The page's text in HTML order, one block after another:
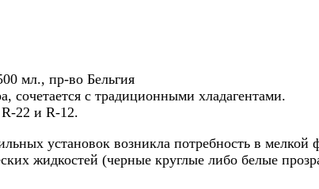
мл., пр-во Бельгия
сочетается с традиционными хладагентами.
22 и R-12.
установок возникла потребность в
жидкостей (черные круглые либо белые